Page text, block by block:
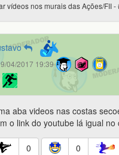
vídeos nos murais das Ações/FII -
04/2017 19:39
aba videos nas costas
o link do youtube lá igual no
0 0